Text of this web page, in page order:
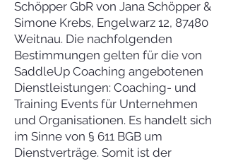
Schöpper GbR von Jana Schöpper &
Simone Krebs, Engelwarz 12, 87480
Weitnau. Die nachfolgenden
Bestimmungen gelten für die von
SaddleUp Coaching angebotenen
Dienstleistungen: Coaching- und
Training Events für Unternehmen
und Organisationen. Es handelt sich
im Sinne von § 611 BGB um
Dienstverträge. Somit ist der